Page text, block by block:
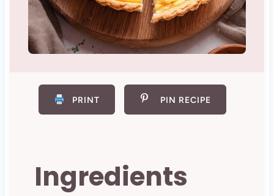
PRINT PIN RECIPE
Ingredients